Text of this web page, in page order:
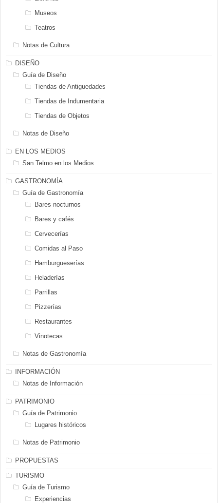
Museos
Teatros
Notas de Cultura
DISEÑO
Guía de Diseño
Tiendas de Antiguedades
Tiendas de Indumentaria
Tiendas de Objetos
Notas de Diseño
EN LOS MEDIOS
San Telmo en los Medios
GASTRONOMÍA
Guía de Gastronomía
Bares nocturnos
Bares y cafés
Cervecerías
Comidas al Paso
Hamburgueserías
Heladerías
Parrillas
Pizzerías
Restaurantes
Vinotecas
Notas de Gastronomía
INFORMACIÓN
Notas de Información
PATRIMONIO
Guía de Patrimonio
Lugares históricos
Notas de Patrimonio
PROPUESTAS
TURISMO
Guía de Turismo
Experiencias